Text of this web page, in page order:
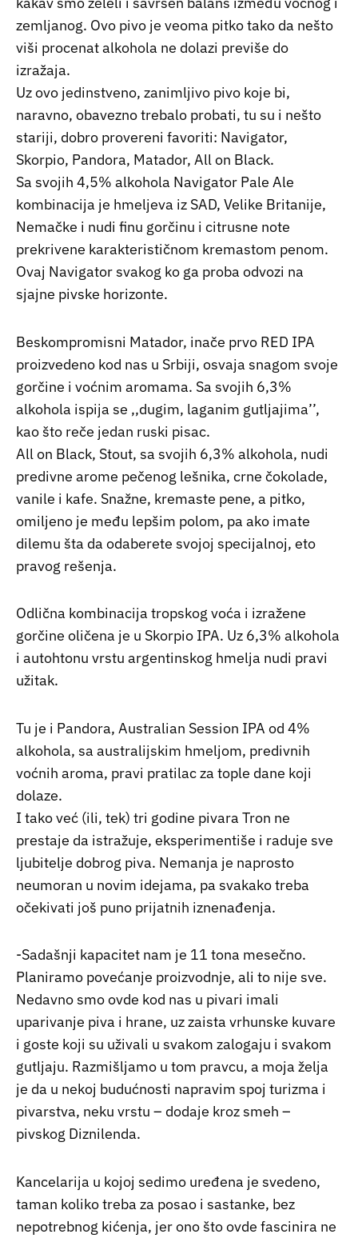
zemljanog. Ovo pivo je veoma pitko tako da nešto
viši procenat alkohola ne dolazi previše do
izražaja.
Uz ovo jedinstveno, zanimljivo pivo koje bi,
naravno, obavezno trebalo probati, tu su i nešto
stariji, dobro provereni favoriti: Navigator,
Skorpio, Pandora, Matador, All on Black.
Sa svojih 4,5% alkohola Navigator Pale Ale
kombinacija je hmeljeva iz SAD, Velike Britanije,
Nemačke i nudi finu gorčinu i citrusne note
prekrivene karakterističnom kremastom penom.
Ovaj Navigator svakog ko ga proba odvozi na
sjajne pivske horizonte.
Beskompromisni Matador, inače prvo RED IPA
proizvedeno kod nas u Srbiji, osvaja snagom svoje
gorčine i voćnim aromama. Sa svojih 6,3%
alkohola ispija se ,,dugim, laganim gutljajima’’,
kao što reče jedan ruski pisac.
All on Black, Stout, sa svojih 6,3% alkohola, nudi
predivne arome pečenog lešnika, crne čokolade,
vanile i kafe. Snažne, kremaste pene, a pitko,
omiljeno je među lepšim polom, pa ako imate
dilemu šta da odaberete svojoj specijalnoj, eto
pravog rešenja.
Odlična kombinacija tropskog voća i izražene
gorčine oličena je u Skorpio IPA. Uz 6,3% alkohola
i autohtonu vrstu argentinskog hmelja nudi pravi
užitak.
Tu je i Pandora, Australian Session IPA od 4%
alkohola, sa australijskim hmeljom, predivnih
voćnih aroma, pravi pratilac za tople dane koji
dolaze.
I tako već (ili, tek) tri godine pivara Tron ne
prestaje da istražuje, eksperimentiše i raduje sve
ljubitelje dobrog piva. Nemanja je naprosto
neumoran u novim idejama, pa svakako treba
očekivati još puno prijatnih iznenađenja.
-Sadašnji kapacitet nam je 11 tona mesečno.
Planiramo povećanje proizvodnje, ali to nije sve.
Nedavno smo ovde kod nas u pivari imali
uparivanje piva i hrane, uz zaista vrhunske kuvare
i goste koji su uživali u svakom zalogaju i svakom
gutljaju. Razmišljamo u tom pravcu, a moja želja
je da u nekoj budućnosti napravim spoj turizma i
pivarstva, neku vrstu – dodaje kroz smeh –
pivskog Diznilenda.
Kancelarija u kojoj sedimo uređena je svedeno,
taman koliko treba za posao i sastanke, bez
nepotrebnog kićenja, jer ono što ovde fascinira ne